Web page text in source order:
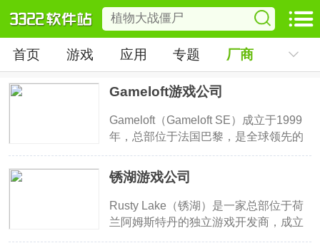
首页 游戏 应用 专题 厂商
Gameloft游戏公司
Gameloft（Gameloft SE）成立于1999
年，总部位于法国巴黎，是全球领先的
手机游戏开发与发行公司，隶属于育碧
集团。公司在全球多个国家设有研发工
作室，推出了众多广受欢迎的游戏系
列，如《Asphalt竞速系列》《Gangstar
黑帮之城》《现代战争（Modern
锈湖游戏公司
Rusty Lake（锈湖）是一家总部位于荷
兰阿姆斯特丹的独立游戏开发商，成立